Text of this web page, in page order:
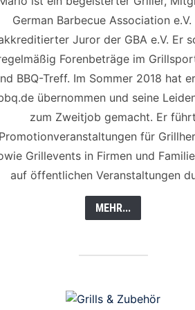
German Barbecue Association e.V.
Juror der GBA e.V. Er
Forenbeträge im
BBQ-Treff. Im Sommer 2018 hat
übernommen und seine
zum Zweitjob gemacht. Er führt
für
Grillevents in Firmen und
auf öffentlichen Veranstaltungen
MEHR...